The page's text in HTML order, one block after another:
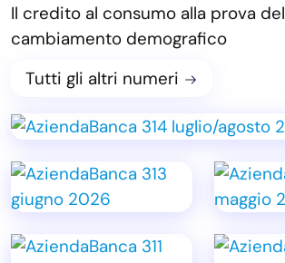
Il credito al consumo alla prova del
cambiamento demografico
Tutti gli altri numeri